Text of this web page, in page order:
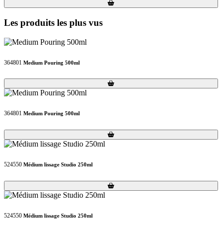
Les produits les plus vus
364801 Medium Pouring 500ml
Loading...
Loading...
364801 Medium Pouring 500ml
Loading...
Loading...
524550 Médium lissage Studio 250ml
Loading...
Loading...
524550 Médium lissage Studio 250ml